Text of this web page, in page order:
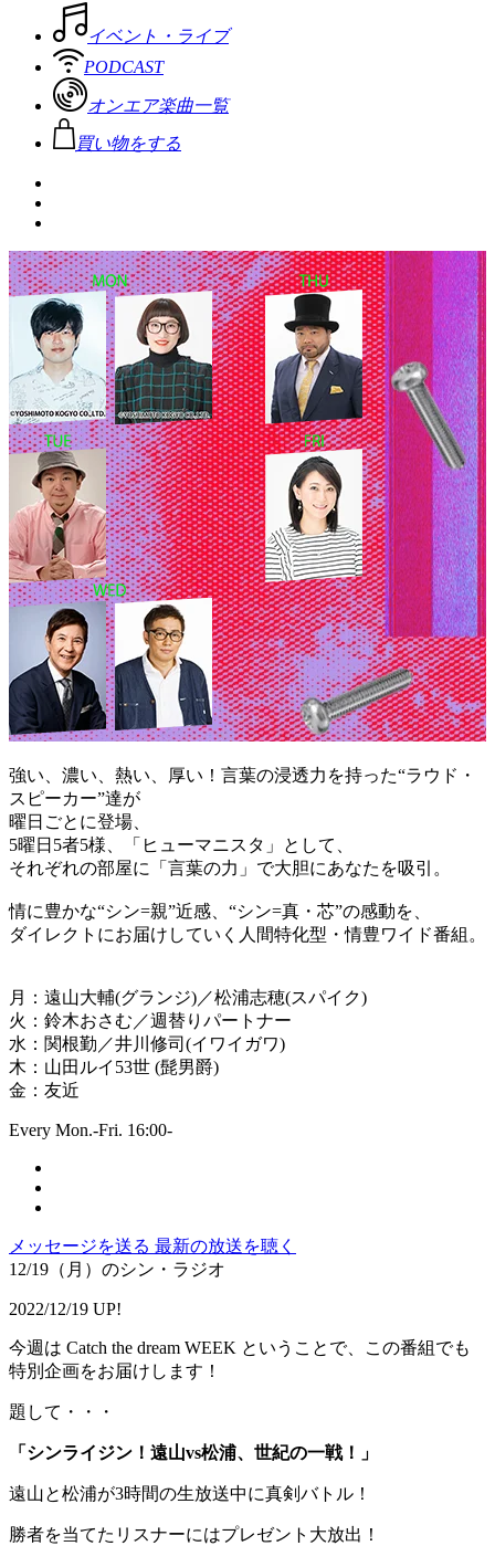
イベント・ライブ
PODCAST
オンエア楽曲一覧
買い物をする
強い、濃い、熱い、厚い！言葉の浸透力を持った“ラウド・
スピーカー”達が
曜日ごとに登場、
5曜日5者5様、「ヒューマニスタ」として、
それぞれの部屋に「言葉の力」で大胆にあなたを吸引。
情に豊かな“シン=親”近感、“シン=真・芯”の感動を、
ダイレクトにお届けしていく人間特化型・情豊ワイド番組。
月：遠山大輔(グランジ)／松浦志穂(スパイク)
火：鈴木おさむ／週替りパートナー
水：関根勤／井川修司(イワイガワ)
木：山田ルイ53世 (髭男爵)
金：友近
Every Mon.-Fri. 16:00-
メッセージを送る 最新の放送を聴く
12/19（月）のシン・ラジオ
2022/12/19 UP!
今週は Catch the dream WEEK ということで、この番組でも
特別企画をお届けします！
題して・・・
「シンライジン！遠山vs松浦、世紀の一戦！」
遠山と松浦が3時間の生放送中に真剣バトル！
勝者を当てたリスナーにはプレゼント大放出！